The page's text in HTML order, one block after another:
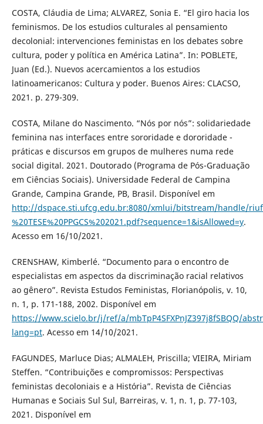
COSTA, Cláudia de Lima; ALVAREZ, Sonia E. “El giro hacia los
feminismos. De los estudios culturales al pensamiento
decolonial: intervenciones feministas en los debates sobre
cultura, poder y política en América Latina”. In: POBLETE,
Juan (Ed.). Nuevos acercamientos a los estudios
latinoamericanos: Cultura y poder. Buenos Aires: CLACSO,
2021. p. 279-309.
COSTA, Milane do Nascimento. “Nós por nós”: solidariedade
feminina nas interfaces entre sororidade e dororidade -
práticas e discursos em grupos de mulheres numa rede
social digital. 2021. Doutorado (Programa de Pós-Graduação
em Ciências Sociais). Universidade Federal de Campina
Grande, Campina Grande, PB, Brasil. Disponível em
http://dspace.sti.ufcg.edu.br:8080/xmlui/bitstream/handle/
%20TESE%20PPGCS%202021.pdf?sequence=1&isAllowed=y.
Acesso em 16/10/2021.
CRENSHAW, Kimberlé. “Documento para o encontro de
especialistas em aspectos da discriminação racial relativos
ao gênero”. Revista Estudos Feministas, Florianópolis, v. 10,
n. 1, p. 171-188, 2002. Disponível em
https://www.scielo.br/j/ref/a/mbTpP4SFXPnJZ397j8fSBQQ/
lang=pt. Acesso em 14/10/2021.
FAGUNDES, Marluce Dias; ALMALEH, Priscilla; VIEIRA, Miriam
Steffen. “Contribuições e compromissos: Perspectivas
feministas decoloniais e a História”. Revista de Ciências
Humanas e Sociais Sul Sul, Barreiras, v. 1, n. 1, p. 77-103,
2021. Disponível em